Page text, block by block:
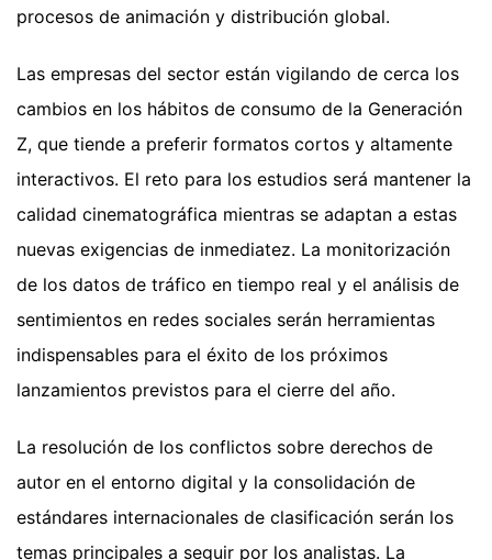
procesos de animación y distribución global.
Las empresas del sector están vigilando de cerca los
cambios en los hábitos de consumo de la Generación
Z, que tiende a preferir formatos cortos y altamente
interactivos. El reto para los estudios será mantener la
calidad cinematográfica mientras se adaptan a estas
nuevas exigencias de inmediatez. La monitorización
de los datos de tráfico en tiempo real y el análisis de
sentimientos en redes sociales serán herramientas
indispensables para el éxito de los próximos
lanzamientos previstos para el cierre del año.
La resolución de los conflictos sobre derechos de
autor en el entorno digital y la consolidación de
estándares internacionales de clasificación serán los
temas principales a seguir por los analistas. La